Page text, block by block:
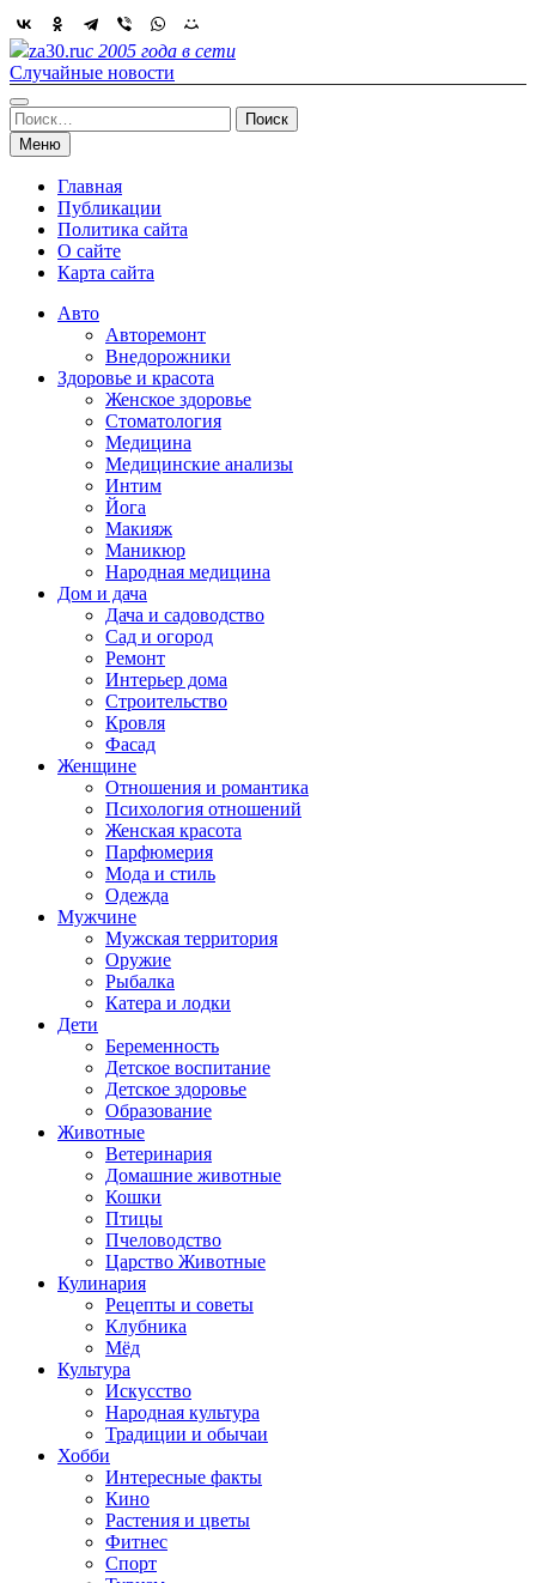
Skip
to
content
za30.ruс 2005 года в сети
Случайные новости
Найти:
Меню
Главная
Публикации
Политика сайта
О сайте
Карта сайта
Авто
Авторемонт
Внедорожники
Здоровье и красота
Женское здоровье
Стоматология
Медицина
Медицинские анализы
Интим
Йога
Макияж
Маникюр
Народная медицина
Дом и дача
Дача и садоводство
Сад и огород
Ремонт
Интерьер дома
Строительство
Кровля
Фасад
Женщине
Отношения и романтика
Психология отношений
Женская красота
Парфюмерия
Мода и стиль
Одежда
Мужчине
Мужская территория
Оружие
Рыбалка
Катера и лодки
Дети
Беременность
Детское воспитание
Детское здоровье
Образование
Животные
Ветеринария
Домашние животные
Кошки
Птицы
Пчеловодство
Царство Животные
Кулинария
Рецепты и советы
Клубника
Мёд
Культура
Искусство
Народная культура
Традиции и обычаи
Хобби
Интересные факты
Кино
Растения и цветы
Фитнес
Спорт